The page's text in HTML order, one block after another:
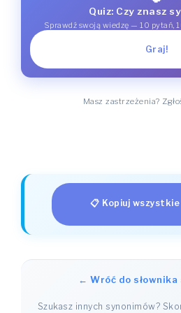
Quiz: Czy znasz
Sprawdź swoją wiedzę — 10 pytań,
Graj!
Masz zastrzeżenia?
📋 Kopiuj
← Wróć do słownika
Szukasz innych synonimów?